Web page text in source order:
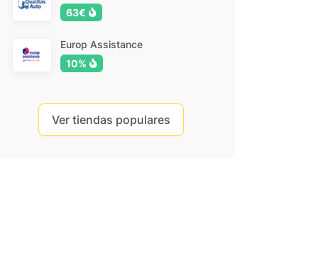
63€
Europ Assistance
10%
Ver tiendas populares